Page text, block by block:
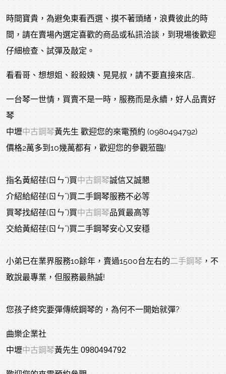
時間寶貴，為避免東看西選、摸不著頭緒，浪費彼此的時
間，請在賣場內選定喜歡的商品或私訊洽談，到現場後歡迎
仔細檢查、試彈及敲定。
看看哥、想想姐、殺殺姨、晃晃叔，請不要直接來店..
一台琴一世情，買賣不是一時，服務而是永續，好人品賣好
琴
中壢中古鋼琴黃先生 歡迎您的來電預約 (0980494792)
價格2萬多到10幾萬都有，歡迎您的參觀蒞臨!
指名黃紹荏(ㄖㄣˇ)買中古鋼琴誠信又誠懇
介紹給紹荏(ㄖㄣˇ)買二手鋼琴服務不必等
買琴找紹荏(ㄖㄣˇ)買中古鋼琴品質最高等
交給黃紹荏(ㄖㄣˇ)買二手鋼琴安心又安穩
小弟已在業界服務10餘年，賣過1500台左右的二手鋼琴，不
敢說最專業，但服務最熱誠!
您孩子終究要彈傳統鋼琴的，為何不一開始就彈?
曲樂企業社
中壢中古鋼琴黃先生 0980494792